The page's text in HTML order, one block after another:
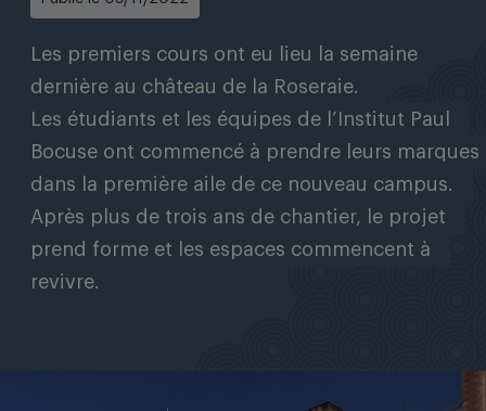
FAIRE UN DON
Les premiers cours ont eu lieu la semaine
dernière au château de la Roseraie.
Les étudiants et les équipes de l’Institut Paul
Bocuse ont commencé à prendre leurs marques
dans la première aile de ce nouveau campus.
Après plus de trois ans de chantier, le projet
prend forme et les espaces commencent à
revivre.